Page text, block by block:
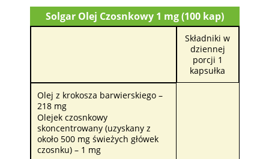
Solgar Olej Czosnkowy 1 mg (100 kap)
Składniki w
dziennej
porcji 1
kapsułka
Olej z krokosza barwierskiego –
218 mg
Olejek czosnkowy
skoncentrowany (uzyskany z
około 500 mg świeżych główek
czosnku) – 1 mg